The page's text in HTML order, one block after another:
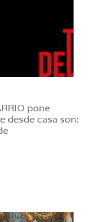
pone
desde casa son: